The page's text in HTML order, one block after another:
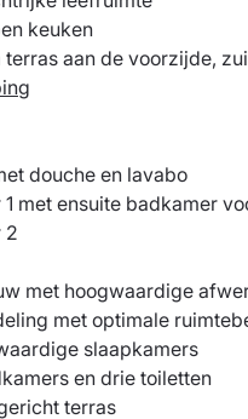
keuken
terras aan de voorzijde,
douche en lavabo
1 met ensuite badkamer
2
met hoogwaardige
met optimale
slaapkamers
en drie toiletten
terras